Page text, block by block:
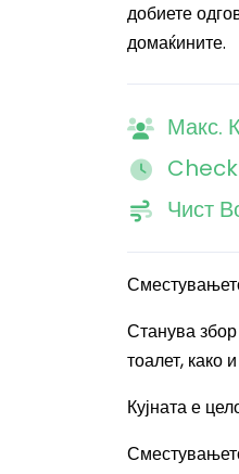
добиете
домаќините.
Макс.
Чист
Станува
тоалет, како
Кујната е